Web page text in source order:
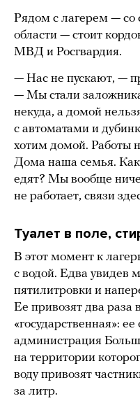
Рядом с лагерем — со
области — стоит
МВД и Росгвардия.
— Нас не пускают, —
— Мы стали
некуда, а домой
с автоматами и
хотим домой. Работы
Дома наша семья.
едят? Мы вообще
не работает, связи
Туалет в поле,
В этот момент к
с водой. Едва увидев
пятилитровки и
Ее привозят два раза
«государственная»:
администрация
на территории
воду привозят
за литр.